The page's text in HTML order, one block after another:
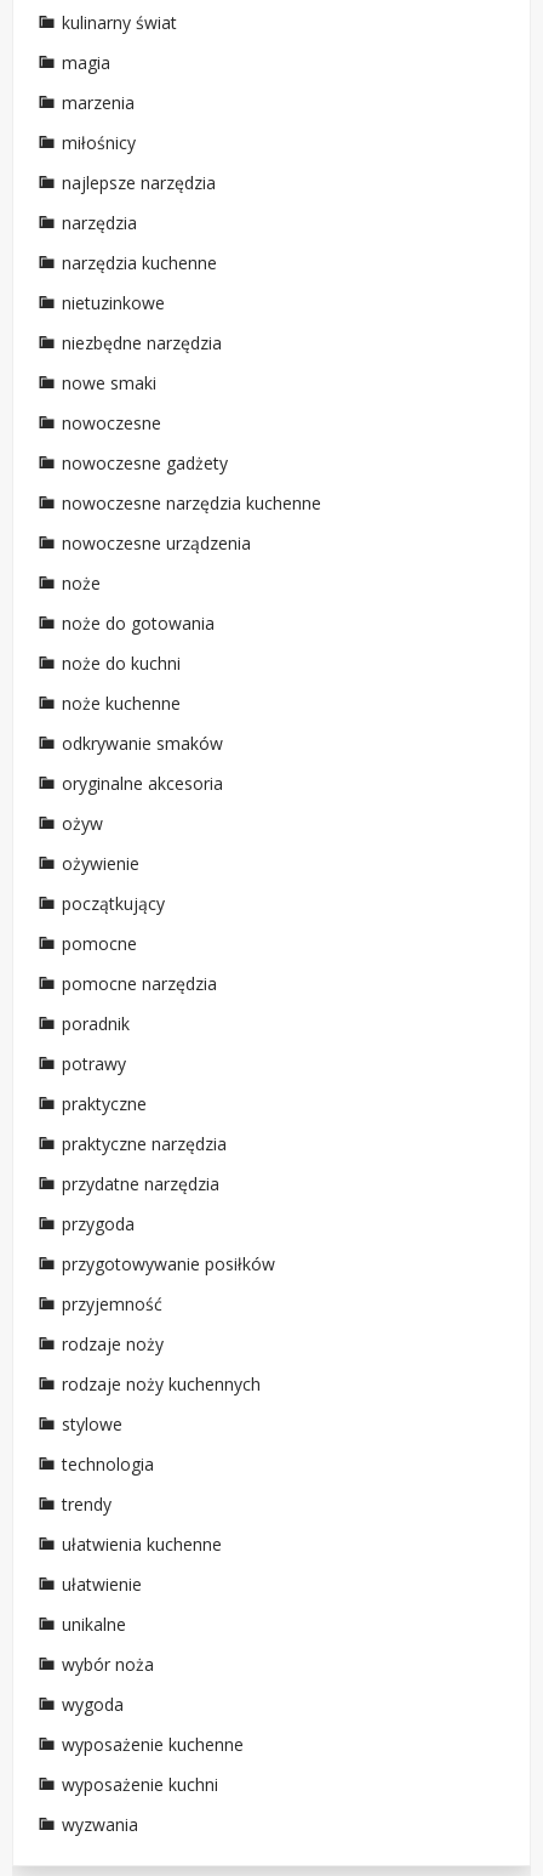
kulinarny świat
magia
marzenia
miłośnicy
najlepsze narzędzia
narzędzia
narzędzia kuchenne
nietuzinkowe
niezbędne narzędzia
nowe smaki
nowoczesne
nowoczesne gadżety
nowoczesne narzędzia kuchenne
nowoczesne urządzenia
noże
noże do gotowania
noże do kuchni
noże kuchenne
odkrywanie smaków
oryginalne akcesoria
ożyw
ożywienie
początkujący
pomocne
pomocne narzędzia
poradnik
potrawy
praktyczne
praktyczne narzędzia
przydatne narzędzia
przygoda
przygotowywanie posiłków
przyjemność
rodzaje noży
rodzaje noży kuchennych
stylowe
technologia
trendy
ułatwienia kuchenne
ułatwienie
unikalne
wybór noża
wygoda
wyposażenie kuchenne
wyposażenie kuchni
wyzwania